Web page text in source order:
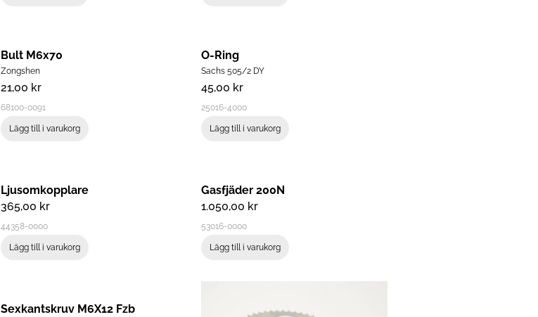
68100-0091
Bult M6x70
21,00 kr
Zongshen
Lägg till i varukorg
25016-4000
O-Ring
45,00 kr
Sachs 505/2 DY
Lägg till i varukorg
44358-0000
Ljusomkopplare
365,00 kr
Lägg till i varukorg
53016-0000
Gasfjäder 200N
1.050,00 kr
Lägg till i varukorg
Sexkantskruv M6X12 Fzb